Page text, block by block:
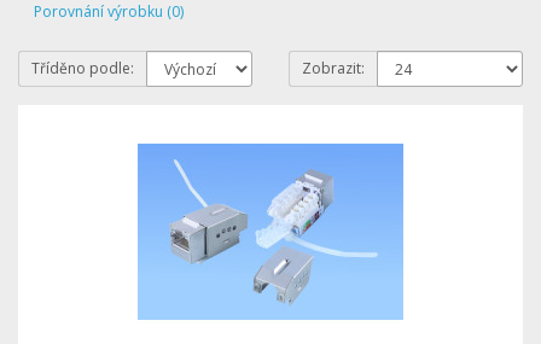
Porovnání výrobku (0)
Tříděno podle: Zobrazit: